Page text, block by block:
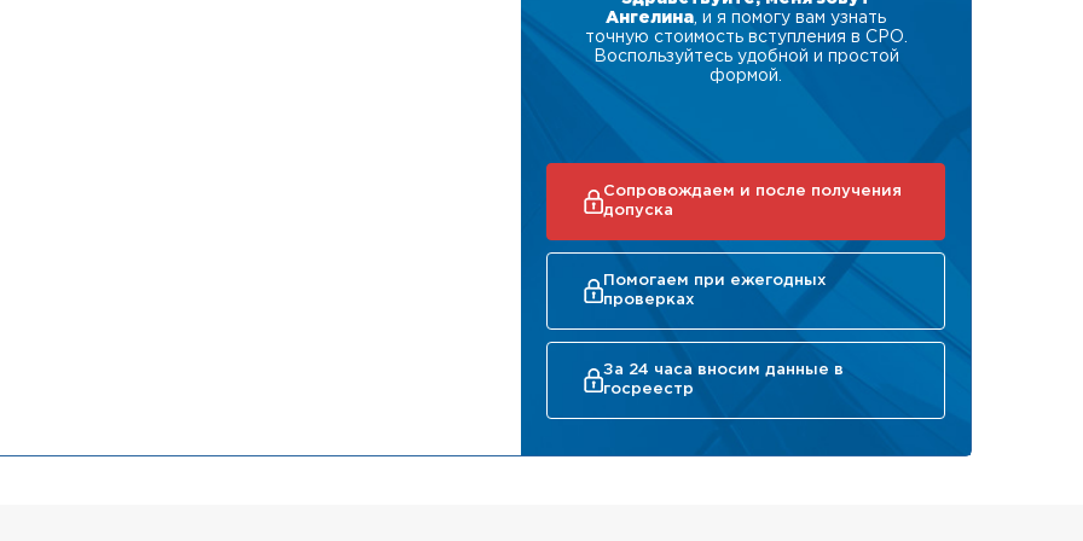
Ангелина , и я помогу вам узнать
точную стоимость вступления в СРО.
Воспользуйтесь удобной и простой
формой.
Сопровождаем и после получения
допуска
Помогаем при ежегодных
проверках
За 24 часа вносим данные в
госреестр